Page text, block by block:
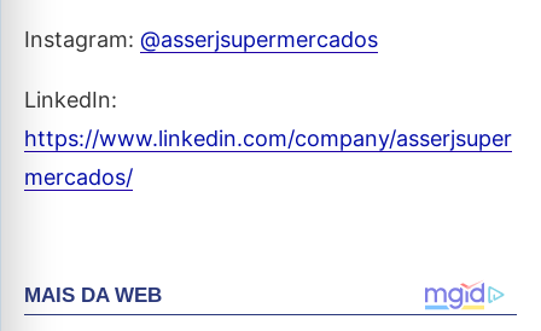
Instagram: @asserjsupermercados
LinkedIn:
https://www.linkedin.com/company/asserjsuper
mercados/